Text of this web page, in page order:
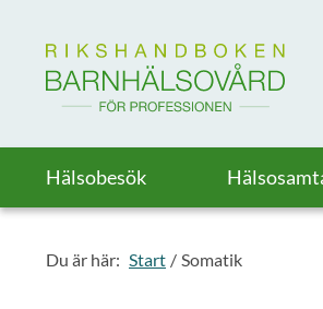
Till startsidan för Rikshandboken i
Hälsobesök
Du är här: Start Somatik